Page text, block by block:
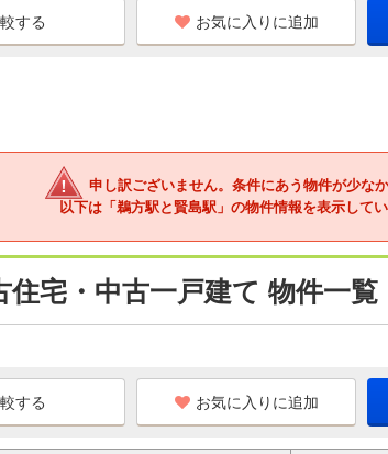
お気に入りに追加
申し訳ございません。条件にあう物件が少な
以下は「鵜方駅と賢島駅」の物件情報を表示してい
住宅・中古一戸建て 物件一覧
お気に入りに追加